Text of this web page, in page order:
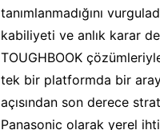
tanımlanmadığını
kabiliyeti ve anlık karar
TOUGHBOOK
tek bir platformda bir
açısından son derece
Panasonic olarak yerel